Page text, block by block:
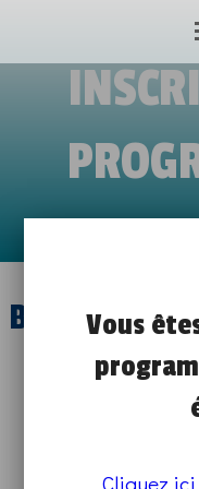
BANCS
de
Vous
Cliquez ici